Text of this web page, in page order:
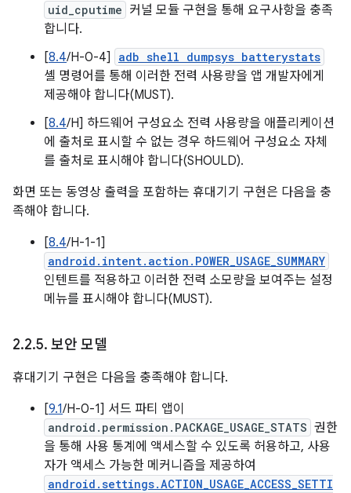
uid_cputime 커널 모듈 구현을 통해 요구사항을 충족
합니다.
[8.4/H-0-4] adb shell dumpsys batterystats
셸 명령어를 통해 이러한 전력 사용량을 앱 개발자에게
제공해야 합니다(MUST).
[8.4/H] 하드웨어 구성요소 전력 사용량을 애플리케이션
에 출처로 표시할 수 없는 경우 하드웨어 구성요소 자체
를 출처로 표시해야 합니다(SHOULD).
화면 또는 동영상 출력을 포함하는 휴대기기 구현은 다음을 충
족해야 합니다.
[8.4/H-1-1]
android.intent.action.POWER_USAGE_SUMMARY
인텐트를 적용하고 이러한 전력 소모량을 보여주는 설정
메뉴를 표시해야 합니다(MUST).
2.2.5. 보안 모델
휴대기기 구현은 다음을 충족해야 합니다.
[9.1/H-0-1] 서드 파티 앱이
android.permission.PACKAGE_USAGE_STATS 권한
을 통해 사용 통계에 액세스할 수 있도록 허용하고, 사용
자가 액세스 가능한 메커니즘을 제공하여
android.settings.ACTION_USAGE_ACCESS_SETTI